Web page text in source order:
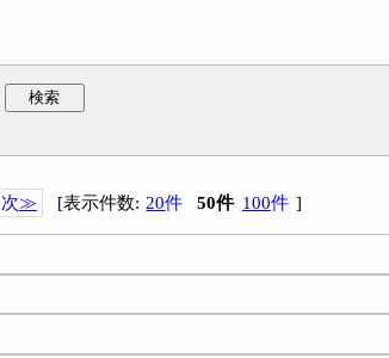
検索
次≫ [表示件数: 20件 50件 100件 ]